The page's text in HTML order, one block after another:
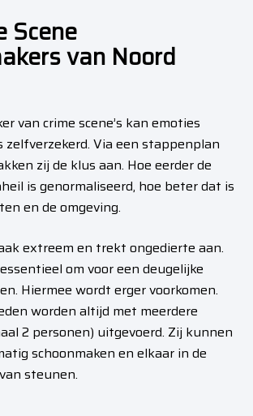
Scene
van Noord
van crime scene’s kan emoties
zelfverzekerd. Via een stappenplan
zij de klus aan. Hoe eerder de
is genormaliseerd, hoe beter dat is
en de omgeving.
extreem en trekt ongedierte aan.
om voor een deugelijke
Hiermee wordt erger voorkomen.
worden altijd met meerdere
2 personen) uitgevoerd. Zij kunnen
schoonmaken en elkaar in de
steunen.